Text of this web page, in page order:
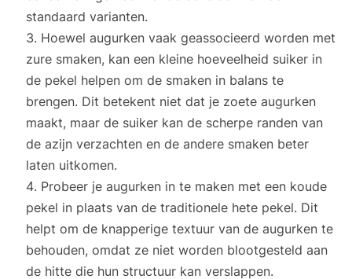
standaard varianten.
Hoewel augurken vaak geassocieerd worden met
zure smaken, kan een kleine hoeveelheid suiker in
de pekel helpen om de smaken in balans te
brengen. Dit betekent niet dat je zoete augurken
maakt, maar de suiker kan de scherpe randen van
de azijn verzachten en de andere smaken beter
laten uitkomen.
Probeer je augurken in te maken met een koude
pekel in plaats van de traditionele hete pekel. Dit
helpt om de knapperige textuur van de augurken te
behouden, omdat ze niet worden blootgesteld aan
de hitte die hun structuur kan verslappen.